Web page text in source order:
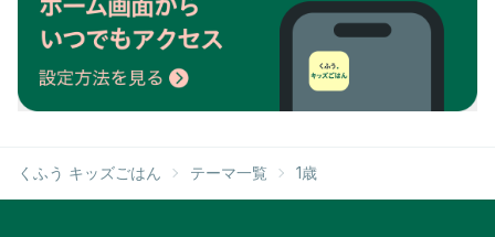
くふう キッズごはん テーマ一覧 1歳